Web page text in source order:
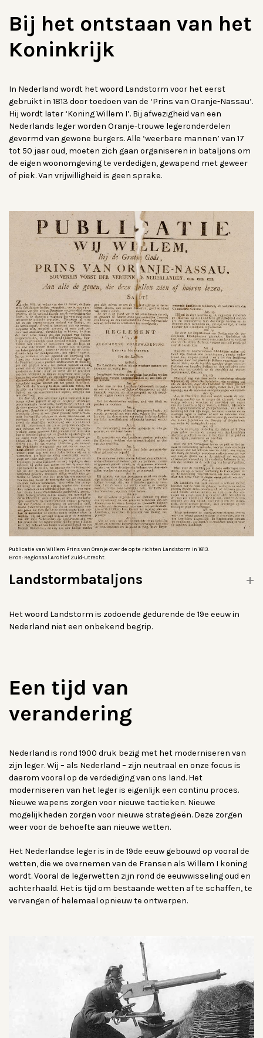
Bij het ontstaan van het
Koninkrijk
In Nederland wordt het woord Landstorm voor het eerst
gebruikt in 1813 door toedoen van de ‘Prins van Oranje-Nassau’.
Hij wordt later ‘Koning Willem I’. Bij afwezigheid van een
Nederlands leger worden Oranje-trouwe legeronderdelen
gevormd van gewone burgers. Alle ‘weerbare mannen’ van 17
tot 50 jaar oud, moeten zich gaan organiseren in bataljons om
de eigen woonomgeving te verdedigen, gewapend met geweer
of piek. Van vrijwilligheid is geen sprake.
Publicatie van Willem Prins van Oranje over de op te richten Landstorm in 1813.
Bron: Regionaal Archief Zuid-Utrecht.
Landstormbataljons
Het woord Landstorm is zodoende gedurende de 19e eeuw in
Nederland niet een onbekend begrip.
Een tijd van
verandering
Nederland is rond 1900 druk bezig met het moderniseren van
zijn leger. Wij – als Nederland – zijn neutraal en onze focus is
daarom vooral op de verdediging van ons land. Het
moderniseren van het leger is eigenlijk een continu proces.
Nieuwe wapens zorgen voor nieuwe tactieken. Nieuwe
mogelijkheden zorgen voor nieuwe strategieën. Deze zorgen
weer voor de behoefte aan nieuwe wetten.
Het Nederlandse leger is in de 19de eeuw gebouwd op vooral de
wetten, die we overnemen van de Fransen als Willem I koning
wordt. Vooral de legerwetten zijn rond de eeuwwisseling oud en
achterhaald. Het is tijd om bestaande wetten af te schaffen, te
vervangen of helemaal opnieuw te ontwerpen.